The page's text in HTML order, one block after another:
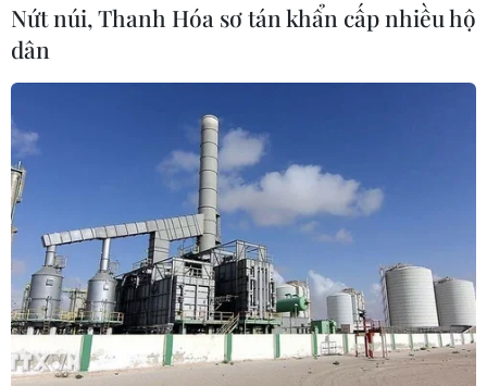
Nứt núi, Thanh Hóa sơ tán khẩn cấp nhiều hộ
dân